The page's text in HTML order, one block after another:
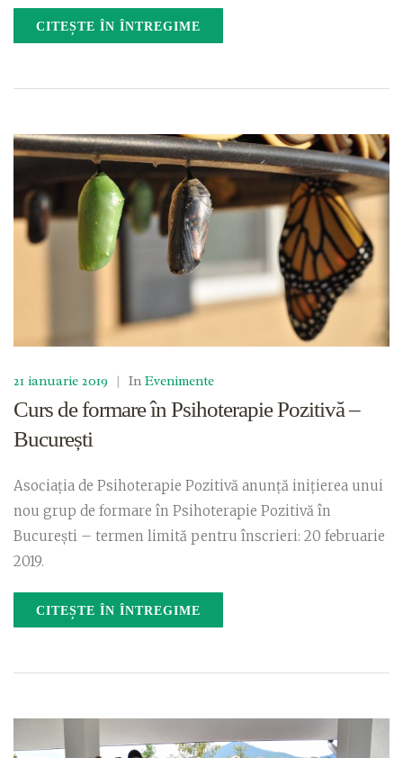
CITEȘTE ÎN ÎNTREGIME
21 ianuarie 2019 | In Evenimente
Curs de formare în Psihoterapie Pozitivă –
București
Asociația de Psihoterapie Pozitivă anunță inițierea unui
nou grup de formare în Psihoterapie Pozitivă în
București – termen limită pentru înscrieri: 20 februarie
2019.
CITEȘTE ÎN ÎNTREGIME